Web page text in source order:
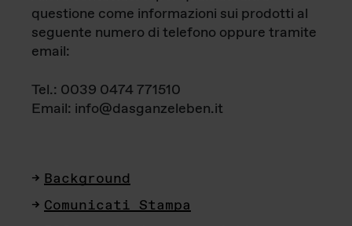
questione come informazioni sui prodotti al
seguente numero di telefono oppure tramite
email:
Tel.: 0039 0474 771510
Email: info@dasganzeleben.it
Background
Comunicati Stampa